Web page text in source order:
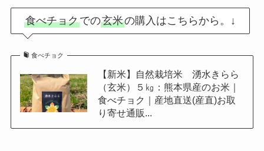
食べチョクでの玄米の購入はこちらから。↓
食べチョク
【新米】自然栽培米 湧水きらら
（玄米）５㎏：熊本県産のお米｜
食べチョク｜産地直送(産直)お取
り寄せ通販...